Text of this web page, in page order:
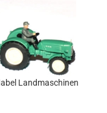
Land­ma­schi­nen